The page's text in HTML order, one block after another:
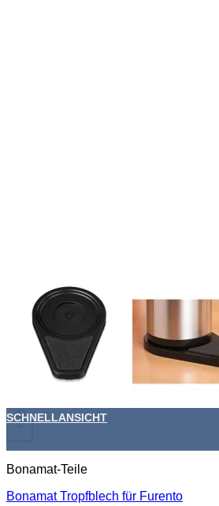
+
SCHNELLANSICHT
Bonamat-Teile
Bonamat Tropfblech für Furento